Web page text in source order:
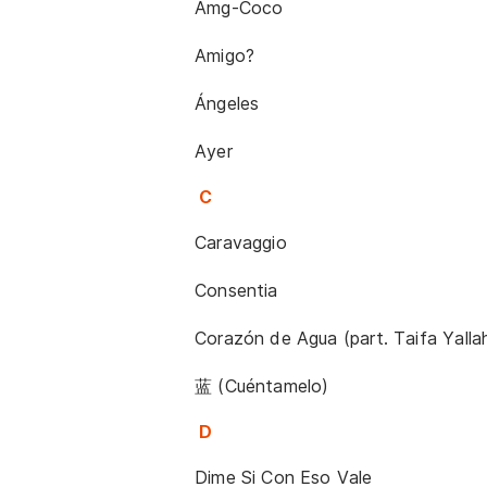
Amg-Coco
Amigo?
Ángeles
Ayer
C
Caravaggio
Consentia
Corazón de Agua (part. Taifa
蓝 (Cuéntamelo)
D
Dime Si Con Eso Vale